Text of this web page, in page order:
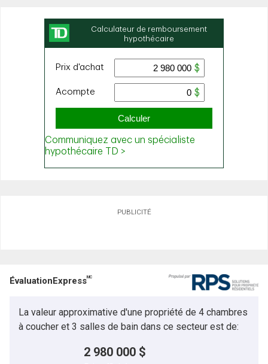
PUBLICITÉ
ÉvaluationExpressMC
La valeur approximative d'une propriété de 4 chambres
à coucher et 3 salles de bain dans ce secteur est de:
2 980 000 $